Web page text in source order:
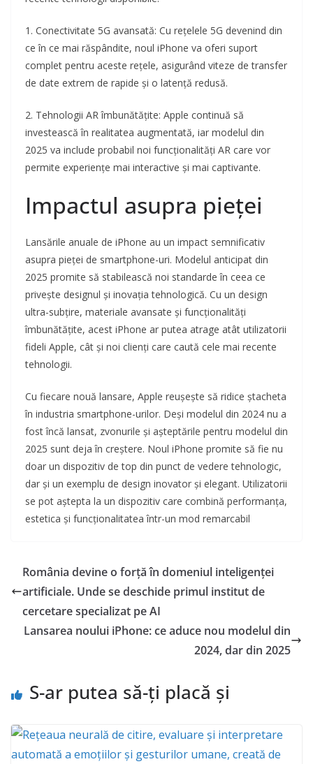
1. Conectivitate 5G avansată: Cu rețelele 5G devenind din
ce în ce mai răspândite, noul iPhone va oferi suport
complet pentru aceste rețele, asigurând viteze de transfer
de date extrem de rapide și o latență redusă.
2. Tehnologii AR îmbunătățite: Apple continuă să
investească în realitatea augmentată, iar modelul din
2025 va include probabil noi funcționalități AR care vor
permite experiențe mai interactive și mai captivante.
Impactul asupra pieței
Lansările anuale de iPhone au un impact semnificativ
asupra pieței de smartphone-uri. Modelul anticipat din
2025 promite să stabilească noi standarde în ceea ce
privește designul și inovația tehnologică. Cu un design
ultra-subțire, materiale avansate și funcționalități
îmbunătățite, acest iPhone ar putea atrage atât utilizatorii
fideli Apple, cât și noi clienți care caută cele mai recente
tehnologii.
Cu fiecare nouă lansare, Apple reușește să ridice ștacheta
în industria smartphone-urilor. Deși modelul din 2024 nu a
fost încă lansat, zvonurile și așteptările pentru modelul din
2025 sunt deja în creștere. Noul iPhone promite să fie nu
doar un dispozitiv de top din punct de vedere tehnologic,
dar și un exemplu de design inovator și elegant. Utilizatorii
se pot aștepta la un dispozitiv care combină performanța,
estetica și funcționalitatea într-un mod remarcabil
România devine o forță în domeniul inteligenței
artificiale. Unde se deschide primul institut de
cercetare specializat pe AI
Lansarea noului iPhone: ce aduce nou modelul din
2024, dar din 2025
S-ar putea să-ți placă și